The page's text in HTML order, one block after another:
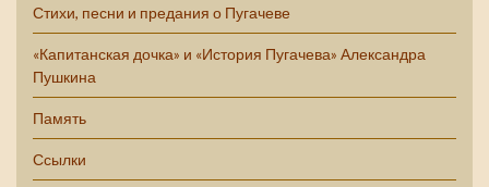
Стихи, песни и предания о Пугачеве
«Капитанская дочка» и «История Пугачева» Александра
Пушкина
Память
Ссылки